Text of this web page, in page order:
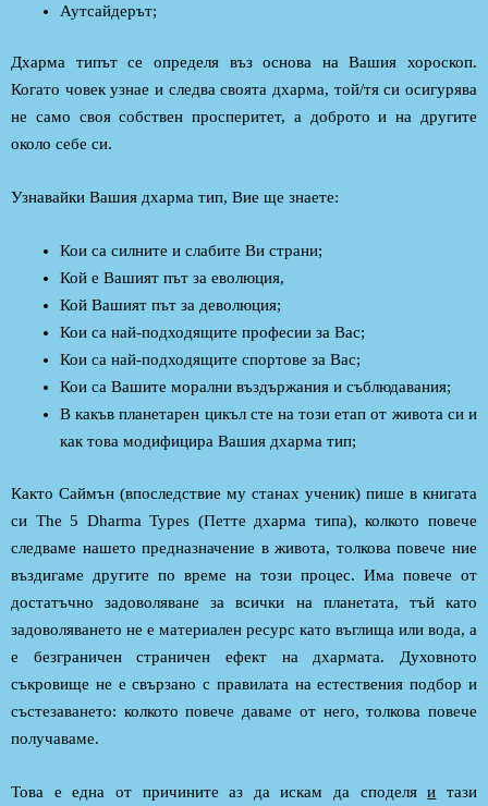
Аутсайдерът;
Дхарма типът се определя въз основа на Вашия хороскоп.
Когато човек узнае и следва своята дхарма, той/тя си осигурява
не само своя собствен просперитет, а доброто и на другите
около себе си.
Узнавайки Вашия дхарма тип, Вие ще знаете:
Кои са силните и слабите Ви страни;
Кой е Вашият път за еволюция,
Кой Вашият път за деволюция;
Кои са най-подходящите професии за Вас;
Кои са най-подходящите спортове за Вас;
Кои са Вашите морални въздържания и съблюдавания;
В какъв планетарен цикъл сте на този етап от живота си и
как това модифицира Вашия дхарма тип;
Както Саймън (впоследствиe му станах ученик) пише в книгата
си The 5 Dharma Types (Петте дхарма типа), колкото повече
следваме нашето предназначение в живота, толкова повече ние
въздигаме другите по време на този процес. Има повече от
достатъчно задоволяване за всички на планетата, тъй като
задоволяването не е материален ресурс като въглища или вода, а
е безграничен страничен ефект на дхармата. Духовното
съкровище не е свързано с правилата на естествения подбор и
състезаването: колкото повече даваме от него, толкова повече
получаваме.
Това е една от причините аз да искам да споделяи тази